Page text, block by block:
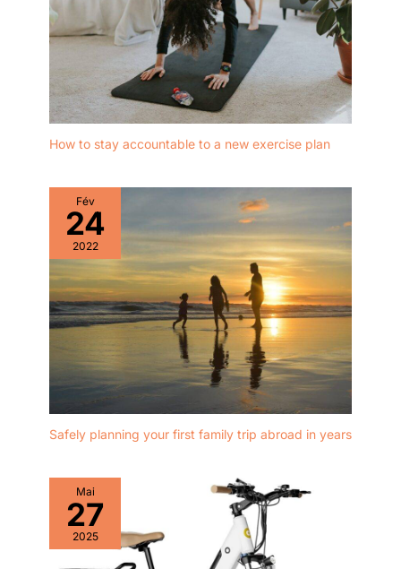
How to stay accountable to a new exercise plan
Fév
24
2022
Safely planning your first family trip abroad in years
Mai
27
2025